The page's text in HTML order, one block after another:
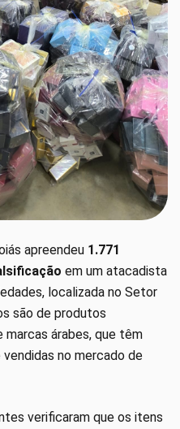
apreendeu 1.771
em um atacadista
localizada no Setor
são de produtos
árabes, que têm
no mercado de
verificaram que os itens